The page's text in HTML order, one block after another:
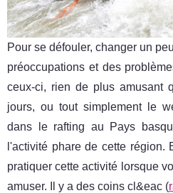
Pour se défouler, changer un
préoccupations et des
ceux-ci, rien de plus amusant
jours, ou tout simplement le
dans le rafting au Pays
l'activité phare de cette région.
pratiquer cette activité lorsque
amuser. Il y a des coins cl&eac (